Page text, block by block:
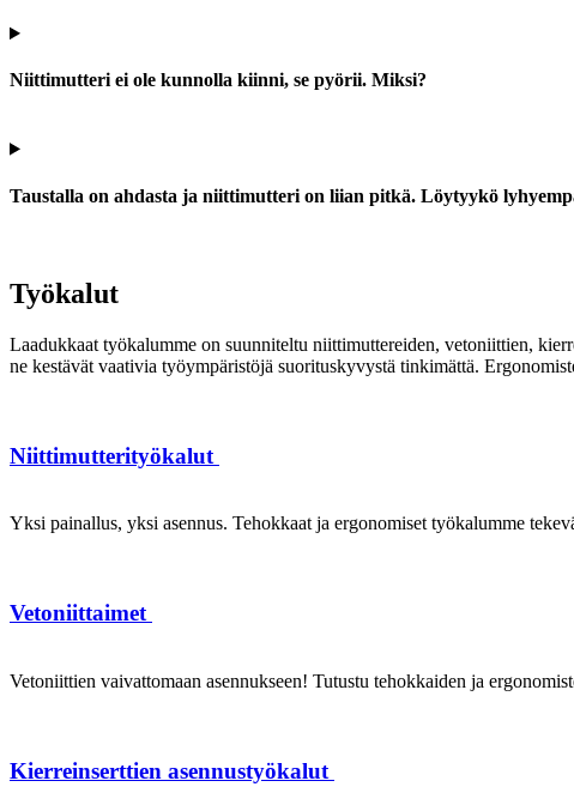
Niittimutteri ei ole kunnolla kiinni, se pyörii. Miksi?
Taustalla on ahdasta ja niittimutteri on liian pitkä. Löytyykö
Työkalut
Laadukkaat työkalumme on suunniteltu niittimuttereiden, vetoniittien,
ne kestävät vaativia työympäristöjä suorituskyvystä tinkimättä.
Niittimutterityökalut
Yksi painallus, yksi asennus. Tehokkaat ja ergonomiset työkalumme
Vetoniittaimet
Vetoniittien vaivattomaan asennukseen! Tutustu tehokkaiden ja
Kierreinserttien asennustyökalut